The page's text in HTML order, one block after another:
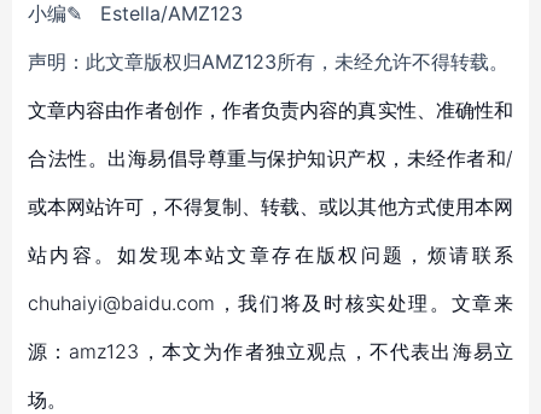
小编✎ Estella/AMZ123
声明：此文章版权归AMZ123所有，未经允许不得转载。
文章内容由作者创作，作者负责内容的真实性、准确性和
合法性。出海易倡导尊重与保护知识产权，未经作者和/
或本网站许可，不得复制、转载、或以其他方式使用本网
站内容。如发现本站文章存在版权问题，烦请联系
chuhaiyi@baidu.com，我们将及时核实处理。文章来
源：amz123，本文为作者独立观点，不代表出海易立
场。